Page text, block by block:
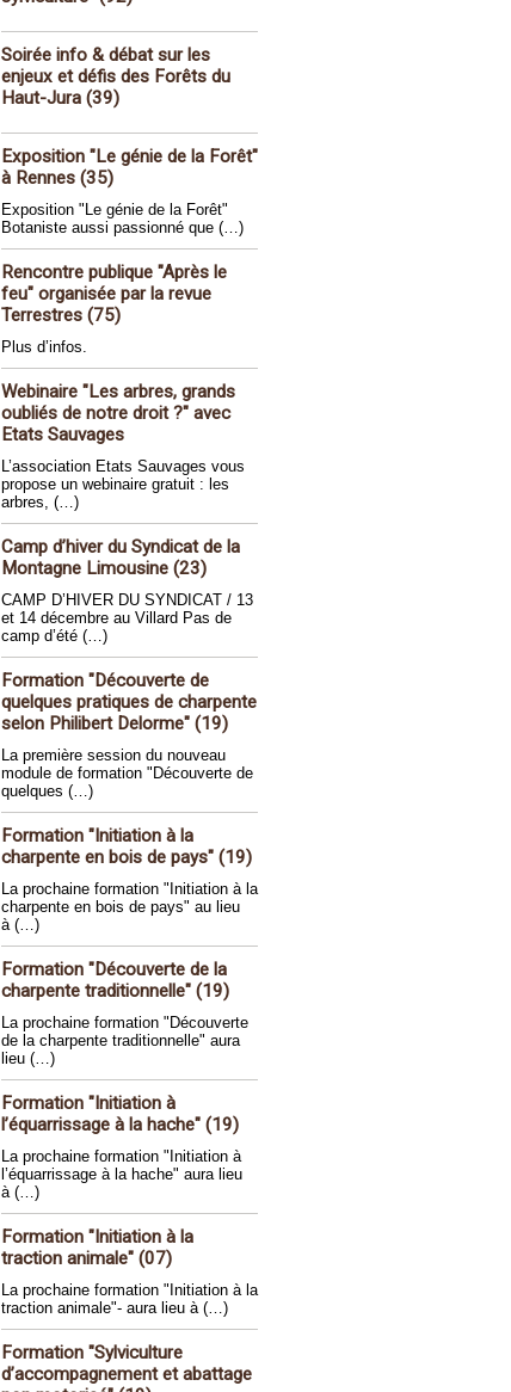
Soirée info & débat sur les
enjeux et défis des Forêts du
Haut-Jura (39)
Exposition "Le génie de la Forêt"
à Rennes (35)
Exposition "Le génie de la Forêt"
Botaniste aussi passionné que (…)
Rencontre publique "Après le
feu" organisée par la revue
Terrestres (75)
Plus d’infos.
Webinaire "Les arbres, grands
oubliés de notre droit ?" avec
Etats Sauvages
L’association Etats Sauvages vous
propose un webinaire gratuit : les
arbres, (…)
Camp d’hiver du Syndicat de la
Montagne Limousine (23)
CAMP D’HIVER DU SYNDICAT / 13
et 14 décembre au Villard Pas de
camp d’été (…)
Formation "Découverte de
quelques pratiques de charpente
selon Philibert Delorme" (19)
La première session du nouveau
module de formation "Découverte de
quelques (…)
Formation "Initiation à la
charpente en bois de pays" (19)
La prochaine formation "Initiation à la
charpente en bois de pays" au lieu
à (…)
Formation "Découverte de la
charpente traditionnelle" (19)
La prochaine formation "Découverte
de la charpente traditionnelle" aura
lieu (…)
Formation "Initiation à
l’équarrissage à la hache" (19)
La prochaine formation "Initiation à
l’équarrissage à la hache" aura lieu
à (…)
Formation "Initiation à la
traction animale" (07)
La prochaine formation "Initiation à la
traction animale"- aura lieu à (…)
Formation "Sylviculture
d’accompagnement et abattage